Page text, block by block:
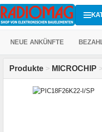
NEUE ANKÜNFTE
Produkte > MICROCHIP >